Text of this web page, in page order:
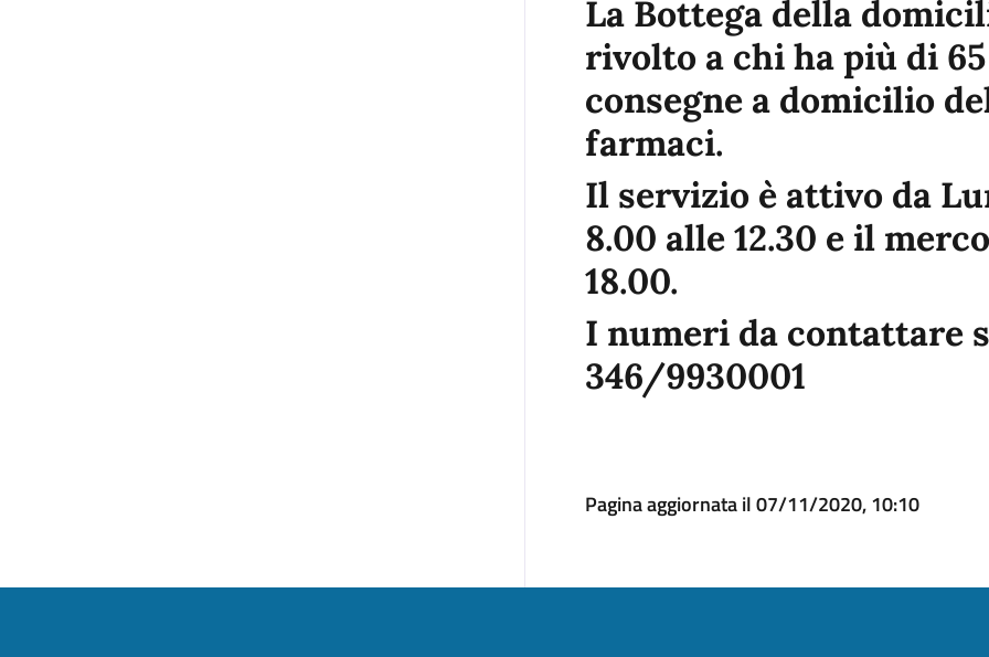
La Bottega della
rivolto a chi ha più di
consegne a domicilio
farmaci.
Il servizio è attivo da
8.00 alle 12.30 e il
18.00.
I numeri da contattare
346/9930001
Pagina aggiornata il 07/11/2020, 10:10